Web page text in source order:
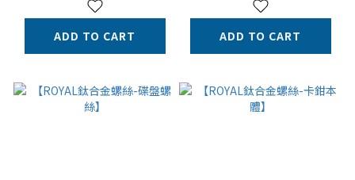
ADD TO CART ADD TO CART